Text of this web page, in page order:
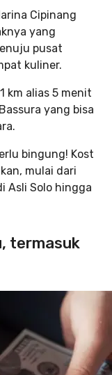
Cipinang
yang
pusat
kuliner.
km alias 5 menit
yang bisa
bingung! Kost
mulai dari
Asli Solo hingga
termasuk